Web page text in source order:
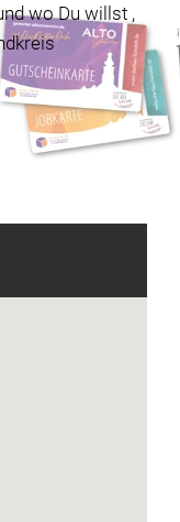
wo Du willst ,